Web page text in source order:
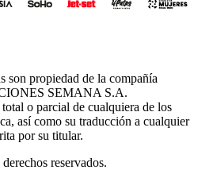
son propiedad de la compañía
SEMANA S.A.
o parcial de cualquiera de los
así como su traducción a cualquier
por su titular.
reservados.